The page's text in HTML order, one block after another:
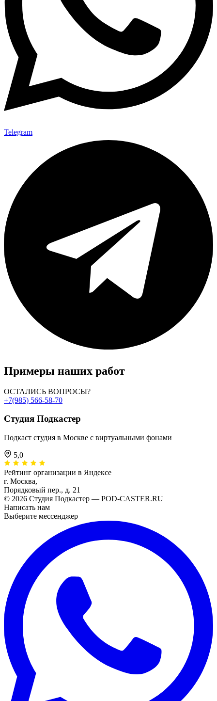
Telegram
Примеры наших работ
ОСТАЛИСЬ ВОПРОСЫ?
+7(985) 566-58-70
Студия Подкастер
Подкаст студия в Москве с виртуальными фонами
5,0
Рейтинг организации в Яндексе
г. Москва,
Порядковый пер., д. 21
© 2026 Студия Подкастер — POD-CASTER.RU
Написать нам
Выберите мессенджер